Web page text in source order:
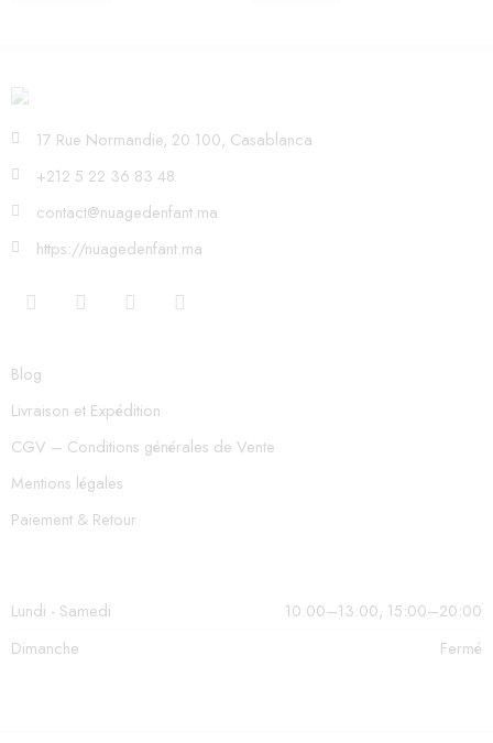
17 Rue Normandie, 20 100, Casablanca
+212 5 22 36 83 48
contact@nuagedenfant.ma
https://nuagedenfant.ma
Blog
Livraison et Expédition
CGV – Conditions générales de Vente
Mentions légales
Paiement & Retour
Lundi - Samedi
10:00–13:00, 15:00–20:00
Dimanche
Fermé